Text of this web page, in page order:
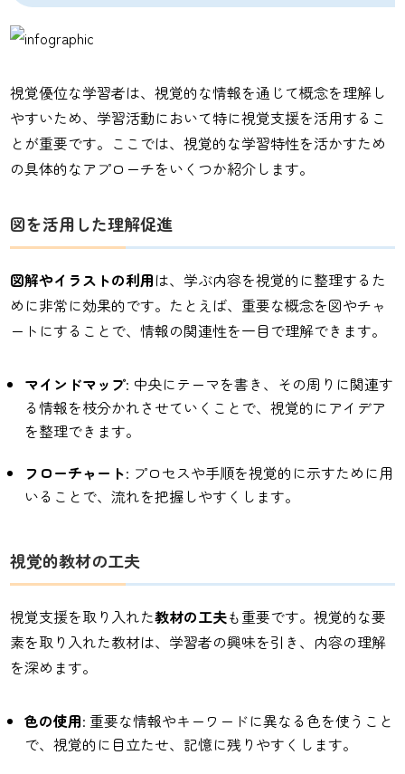
視覚優位な学習者は、視覚的な情報を通じて概念を理解し
やすいため、学習活動において特に視覚支援を活用するこ
とが重要です。ここでは、視覚的な学習特性を活かすため
の具体的なアプローチをいくつか紹介します。
図を活用した理解促進
図解やイラストの利用は、学ぶ内容を視覚的に整理するた
めに非常に効果的です。たとえば、重要な概念を図やチャ
ートにすることで、情報の関連性を一目で理解できます。
マインドマップ: 中央にテーマを書き、その周りに関連す
る情報を枝分かれさせていくことで、視覚的にアイデア
を整理できます。
フローチャート: プロセスや手順を視覚的に示すために用
いることで、流れを把握しやすくします。
視覚的教材の工夫
視覚支援を取り入れた教材の工夫も重要です。視覚的な要
素を取り入れた教材は、学習者の興味を引き、内容の理解
を深めます。
色の使用: 重要な情報やキーワードに異なる色を使うこと
で、視覚的に目立たせ、記憶に残りやすくします。